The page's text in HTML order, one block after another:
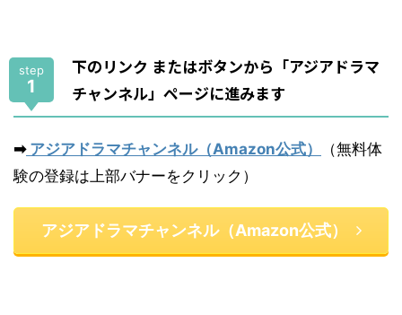
step
1
下のリンク またはボタンから「アジアドラマ
チャンネル」ページに進みます
➡アジアドラマチャンネル（Amazon公式）
（無料体
験の登録は上部バナーをクリック）
アジアドラマチャンネル（Amazon公式）